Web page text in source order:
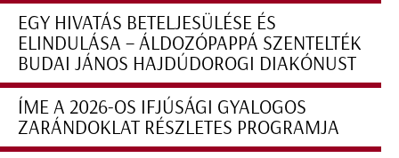
EGY HIVATÁS BETELJESÜLÉSE ÉS
ELINDULÁSA – ÁLDOZÓPAPPÁ SZENTELTÉK
BUDAI JÁNOS HAJDÚDOROGI DIAKÓNUST
ÍME A 2026-OS IFJÚSÁGI GYALOGOS
ZARÁNDOKLAT RÉSZLETES PROGRAMJA